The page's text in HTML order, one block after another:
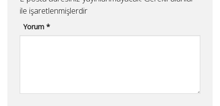
ile işaretlenmişlerdir
Yorum*